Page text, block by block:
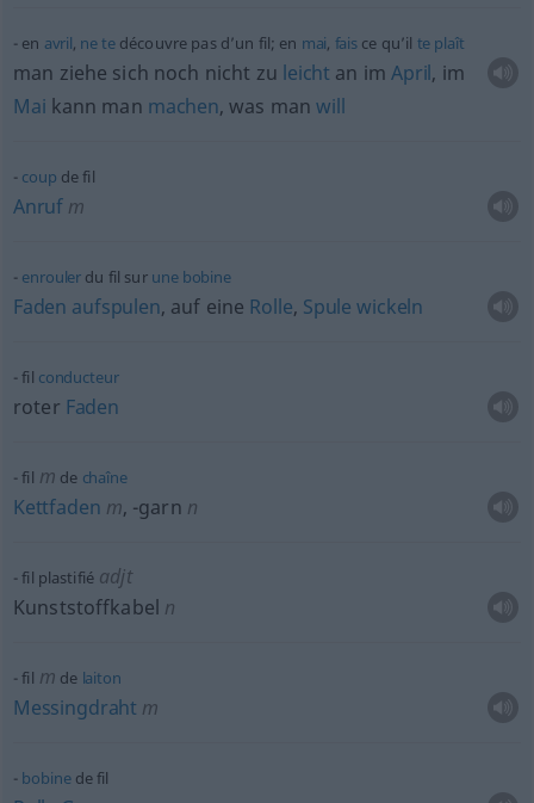
en avril, netedécouvre pas d’un fil; en mai, fais ce qu’il te plaît
man ziehe sich noch nicht zu leicht an imApril, im
Mai kann man machen, was manwill
coup de fil
Anruf m
enrouler du fil sur une bobine
Faden aufspulen, auf eine Rolle, Spule wickeln
fil conducteur
roter Faden
fil m de chaîne
Kettfaden m, -garn n
fil plastifié adjt
Kunststoffkabel n
fil m de laiton
Messingdraht m
bobinede fil